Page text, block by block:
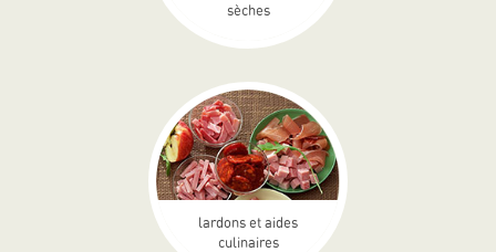
sèches
lardons et aides
culinaires